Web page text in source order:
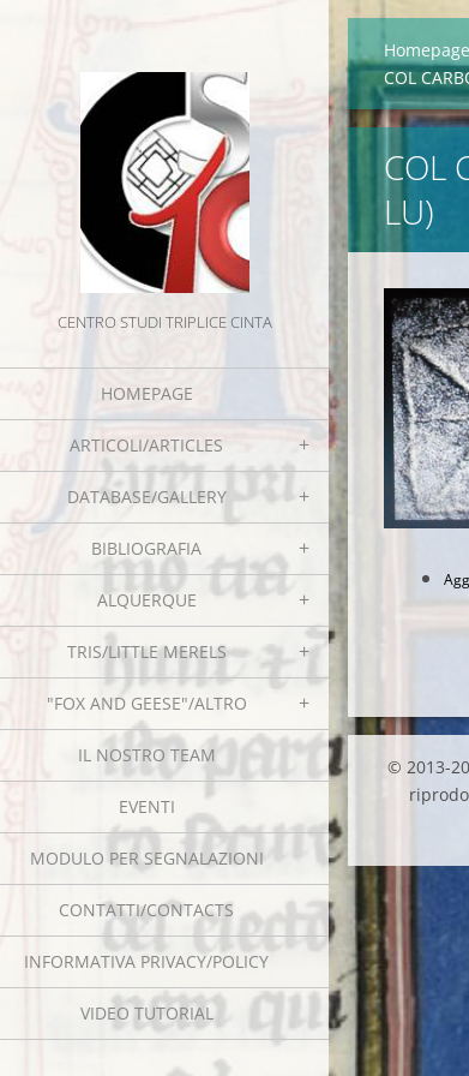
CENTRO STUDI TRIPLICE CINTA
HOMEPAGE
ARTICOLI/ARTICLES
DATABASE/GALLERY
BIBLIOGRAFIA
ALQUERQUE
TRIS/LITTLE MERELS
"FOX AND GEESE"/ALTRO
IL NOSTRO TEAM
EVENTI
MODULO PER SEGNALAZIONI
CONTATTI/CONTACTS
INFORMATIVA PRIVACY/POLICY
VIDEO TUTORIAL
Homepage
COL
COL
LU)
© 2013-